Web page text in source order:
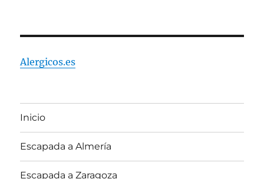
Alergicos.es
Inicio
Escapada a Almería
Escapada a Zaragoza